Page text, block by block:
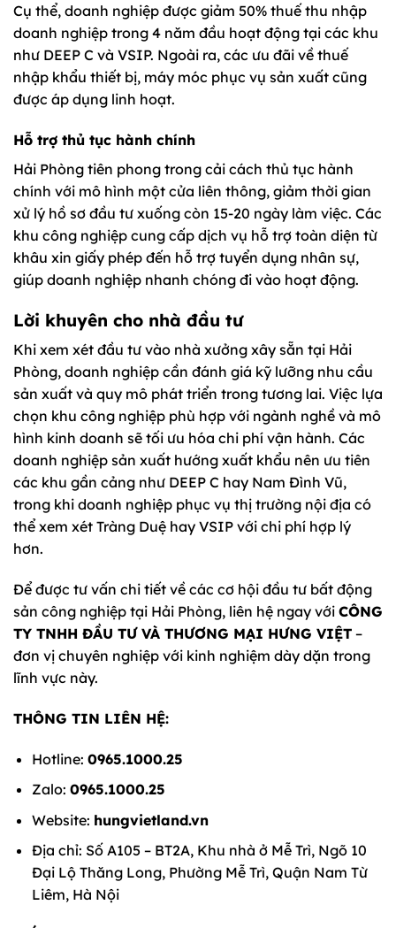
Cụ thể, doanh nghiệp được giảm 50% thuế thu nhập
doanh nghiệp trong 4 năm đầu hoạt động tại các khu
như DEEP C và VSIP. Ngoài ra, các ưu đãi về thuế
nhập khẩu thiết bị, máy móc phục vụ sản xuất cũng
được áp dụng linh hoạt.
Hỗ trợ thủ tục hành chính
Hải Phòng tiên phong trong cải cách thủ tục hành
chính với mô hình một cửa liên thông, giảm thời gian
xử lý hồ sơ đầu tư xuống còn 15-20 ngày làm việc. Các
khu công nghiệp cung cấp dịch vụ hỗ trợ toàn diện từ
khâu xin giấy phép đến hỗ trợ tuyển dụng nhân sự,
giúp doanh nghiệp nhanh chóng đi vào hoạt động.
Lời khuyên cho nhà đầu tư
Khi xem xét đầu tư vào nhà xưởng xây sẵn tại Hải
Phòng, doanh nghiệp cần đánh giá kỹ lưỡng nhu cầu
sản xuất và quy mô phát triển trong tương lai. Việc lựa
chọn khu công nghiệp phù hợp với ngành nghề và mô
hình kinh doanh sẽ tối ưu hóa chi phí vận hành. Các
doanh nghiệp sản xuất hướng xuất khẩu nên ưu tiên
các khu gần cảng như DEEP C hay Nam Đình Vũ,
trong khi doanh nghiệp phục vụ thị trường nội địa có
thể xem xét Tràng Duệ hay VSIP với chi phí hợp lý
hơn.
Để được tư vấn chi tiết về các cơ hội đầu tư bất động
sản công nghiệp tại Hải Phòng, liên hệ ngay với CÔNG
TY TNHH ĐẦU TƯ VÀ THƯƠNG MẠI HƯNG VIỆT –
đơn vị chuyên nghiệp với kinh nghiệm dày dặn trong
lĩnh vực này.
THÔNG TIN LIÊN HỆ:
Hotline: 0965.1000.25
Zalo: 0965.1000.25
Website: hungvietland.vn
Địa chỉ: Số A105 – BT2A, Khu nhà ở Mễ Trì, Ngõ 10
Đại Lộ Thăng Long, Phường Mễ Trì, Quận Nam Từ
Liêm, Hà Nội